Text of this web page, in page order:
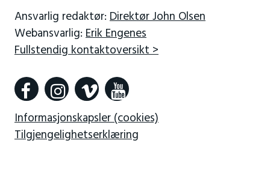
Ansvarlig redaktør: Direktør John Olsen
Webansvarlig: Erik Engenes
Fullstendig kontaktoversikt >
Informasjonskapsler (cookies)
Tilgjengelighetserklæring